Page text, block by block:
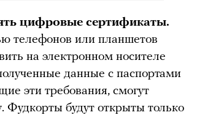
цифровые сертификаты.
телефонов или планшетов
на электронном носителе
данные с паспортами
эти требования, смогут
Фудкорты будут открыты только